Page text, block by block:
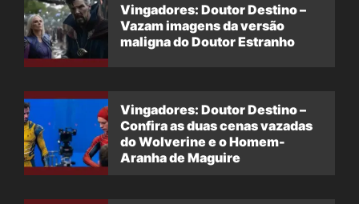
Vingadores: Doutor Destino –
Vazam imagens da versão
maligna do Doutor Estranho
Vingadores: Doutor Destino –
Confira as duas cenas vazadas
do Wolverine e o Homem-
Aranha de Maguire